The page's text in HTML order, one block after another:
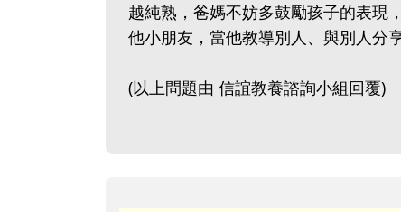
越純熟，爸媽不妨多鼓勵孩子的表現
他小朋友，當他教導別人、與別人分
(以上問題由 信誼教養諮詢小組回覆)